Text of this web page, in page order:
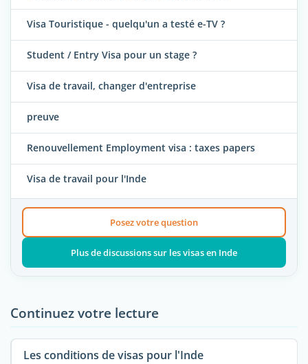
Visa Touristique - quelqu'un a testé e-TV ?
Student / Entry Visa pour un stage ?
Visa de travail, changer d'entreprise
preuve
Renouvellement Employment visa : taxes papers
Visa de travail pour l'Inde
Posez votre question
Plus de discussions sur les visas en Inde
Continuez votre lecture
Les conditions de visas pour l'Inde